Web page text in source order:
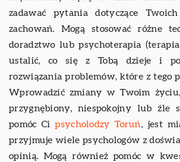
zadawać pytania dotyczące
zachowań. Mogą stosować różne
doradztwo lub psychoterapia
ustalić, co się z Tobą dzieje i
rozwiązania problemów, które z tego
Wprowadzić zmiany w Twoim
przygnębiony, niespokojny lub źle
pomóc Cipsycholodzy Toruń, jest
przyjmuje wiele psychologów z
opinią. Mogą również pomóc w